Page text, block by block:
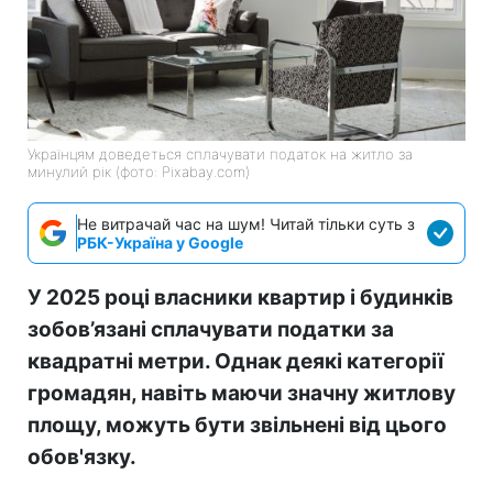
Українцям доведеться сплачувати податок на житло за
минулий рік (фото: Pixabay.com)
Не витрачай час на шум! Читай тільки суть з
РБК-Україна у Google
У 2025 році власники квартир і будинків
зобов’язані сплачувати податки за
квадратні метри. Однак деякі категорії
громадян, навіть маючи значну житлову
площу, можуть бути звільнені від цього
обов'язку.